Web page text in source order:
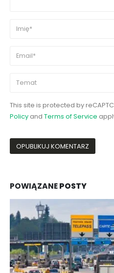
This site is protected by
Policy and Terms of Service
POWIĄZANEPOSTY